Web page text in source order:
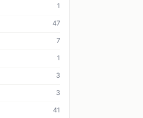
1
47
7
1
3
3
41